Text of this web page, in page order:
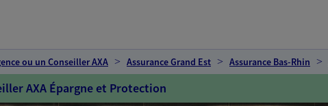
ou un Conseiller AXA Assurance Grand Est Assurance Bas-Rhin
AXA Épargne et Protection